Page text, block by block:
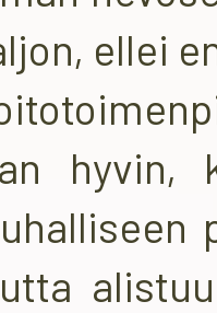
ellei
hyvin,